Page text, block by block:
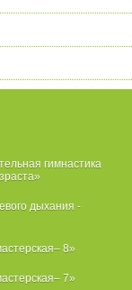
гимнастика
дыхания -
8»
7»